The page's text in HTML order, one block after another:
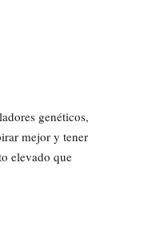
genéticos,
mejor y tener
elevado que